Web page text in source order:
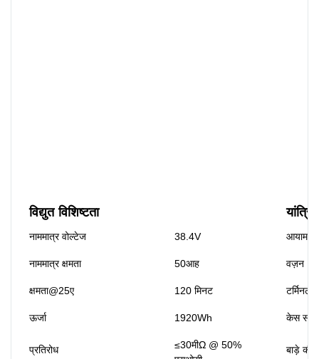
विद्युत विशिष्टता
नाममात्र वोल्टेज 38.4V
नाममात्र क्षमता 50आह वज़न
क्षमता@25ए 120 मिनट टर्मिनल
ऊर्जा 1920Wh केस
प्रतिरोध
≤30मीΩ @ 50%
बाड़े की